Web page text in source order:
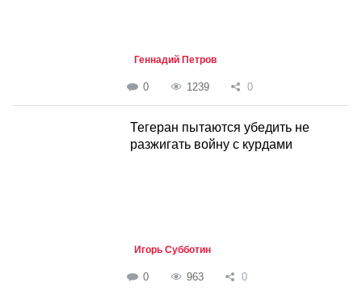
Геннадий Петров
0 1239 0
Тегеран пытаются убедить не
разжигать войну с курдами
Игорь Субботин
0 963 0